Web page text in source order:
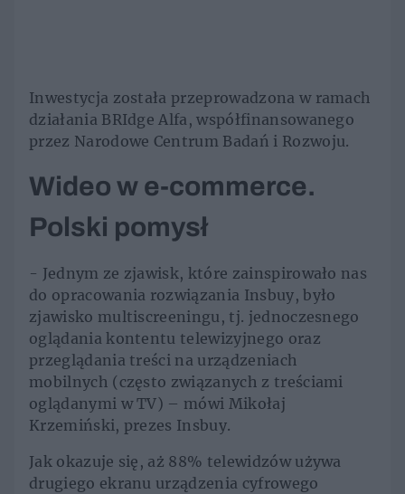
Inwestycja została przeprowadzona w ramach
działania BRIdge Alfa, współfinansowanego
przez Narodowe Centrum Badań i Rozwoju.
Wideo w e-commerce.
Polski pomysł
- Jednym ze zjawisk, które zainspirowało nas
do opracowania rozwiązania Insbuy, było
zjawisko multiscreeningu, tj. jednoczesnego
oglądania kontentu telewizyjnego oraz
przeglądania treści na urządzeniach
mobilnych (często związanych z treściami
oglądanymi w TV) – mówi Mikołaj
Krzemiński, prezes Insbuy.
Jak okazuje się, aż 88% telewidzów używa
drugiego ekranu urządzenia cyfrowego